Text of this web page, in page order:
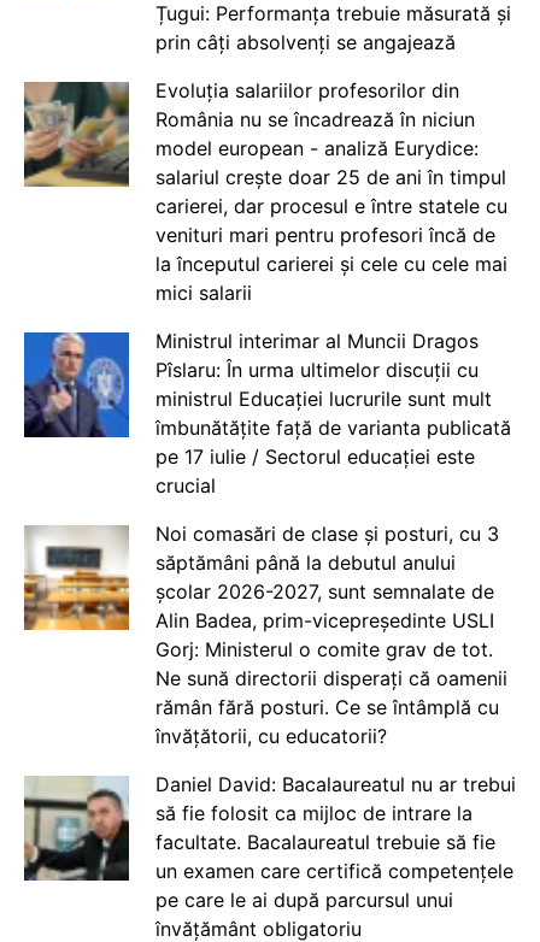
Țugui: Performanța trebuie măsurată și
prin câți absolvenți se angajează
Evoluția salariilor profesorilor din
România nu se încadrează în niciun
model european - analiză Eurydice:
salariul crește doar 25 de ani în timpul
carierei, dar procesul e între statele cu
venituri mari pentru profesori încă de
la începutul carierei și cele cu cele mai
mici salarii
Ministrul interimar al Muncii Dragos
Pîslaru: În urma ultimelor discuții cu
ministrul Educației lucrurile sunt mult
îmbunătățite față de varianta publicată
pe 17 iulie / Sectorul educației este
crucial
Noi comasări de clase și posturi, cu 3
săptămâni până la debutul anului
școlar 2026-2027, sunt semnalate de
Alin Badea, prim-vicepreședinte USLI
Gorj: Ministerul o comite grav de tot.
Ne sună directorii disperați că oamenii
rămân fără posturi. Ce se întâmplă cu
învățătorii, cu educatorii?
Daniel David: Bacalaureatul nu ar trebui
să fie folosit ca mijloc de intrare la
facultate. Bacalaureatul trebuie să fie
un examen care certifică competențele
pe care le ai după parcursul unui
învățământ obligatoriu